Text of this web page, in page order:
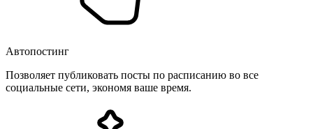
Автопостинг
Позволяет публиковать посты по расписанию во все
социальные сети, экономя ваше время.